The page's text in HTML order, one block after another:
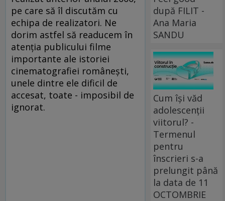
pe care să îl discutăm cu
echipa de realizatori. Ne
dorim astfel să readucem în
atenția publicului filme
importante ale istoriei
cinematografiei românești,
unele dintre ele dificil de
accesat, toate - imposibil de
ignorat.
după FILIT -
Ana Maria
SANDU
Cum își văd
adolescenții
viitorul? -
Termenul
pentru
înscrieri s-a
prelungit până
la data de 11
OCTOMBRIE